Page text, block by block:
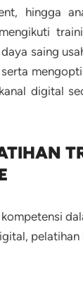
hingga
saing
digital